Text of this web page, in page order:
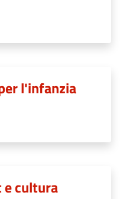
l'infanzia
e cultura